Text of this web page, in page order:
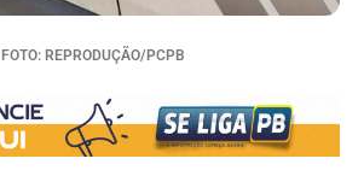
FOTO: REPRODUÇÃO/PCPB